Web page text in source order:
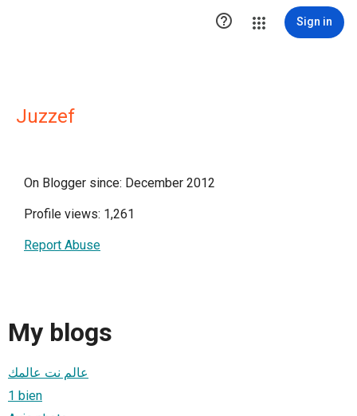
 Sign in
Juzzef
On Blogger since: December 2012
Profile views: 1,261
Report Abuse
My blogs
عالم نت عالمك
1 bien